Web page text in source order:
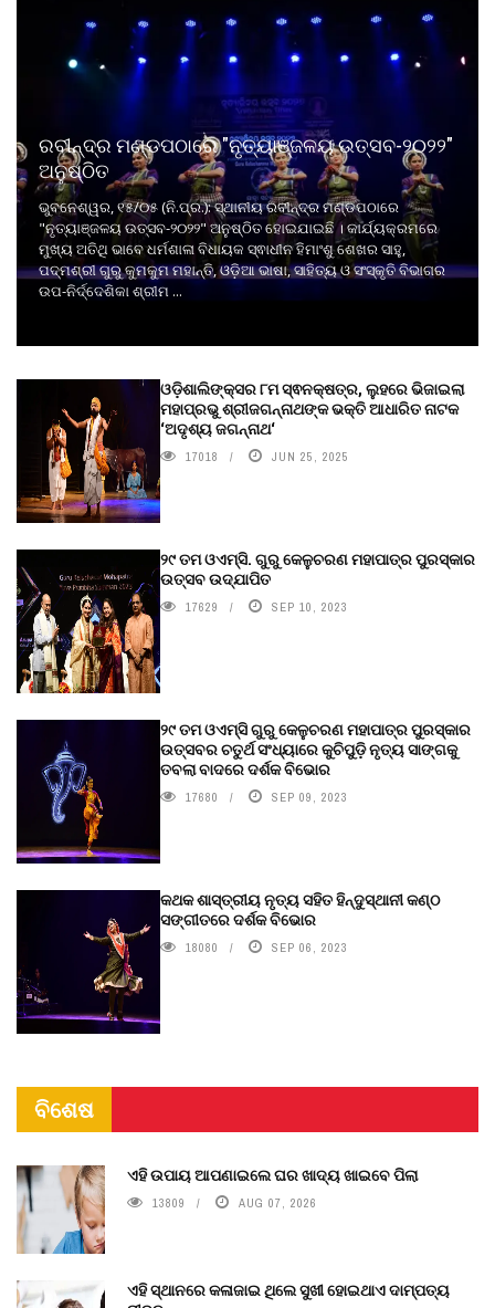
ରବୀନ୍ଦ୍ର ମଣ୍ଡପଠାରେ "ନୃତ୍ୟାଞ୍ଜଳୟ ଉତ୍ସବ-୨୦୨୨"
ଅନୁଷ୍ଠିତ
ଭୁବନେଶ୍ୱର, ୧୫/୦୫ (ନି.ପ୍ର.): ସ୍ଥାନୀୟ ରବୀନ୍ଦ୍ର ମଣ୍ଡପଠାରେ
"ନୃତ୍ୟାଞ୍ଜଳୟ ଉତ୍ସବ-୨୦୨୨" ଅନୁଷ୍ଠିତ ହୋଇଯାଇଛି । କାର୍ଯ୍ୟକ୍ରମରେ
ମୁଖ୍ୟ ଅତିଥି ଭାବେ ଧର୍ମଶାଳା ବିଧାୟକ ସ୍ଵାଧୀନ ହିମାଂଶୁ ଶେଖର ସାହୁ,
ପଦ୍ମଶ୍ରୀ ଗୁରୁ କୁମକୁମ ମହାନ୍ତି, ଓଡ଼ିଆ ଭାଷା, ସାହିତ୍ୟ ଓ ସଂସ୍କୃତି ବିଭାଗର
ଉପ-ନିର୍ଦ୍ଦେଶିକା ଶ୍ରୀମ ...
ଓଡ଼ିଶାଲିଙ୍କ୍ସର ୮ମ ସ୍ଵନକ୍ଷତ୍ର, ଲୁହରେ ଭିଜାଇଲା
ମହାପ୍ରଭୁ ଶ୍ରୀଜଗନ୍ନାଥଙ୍କ ଭକ୍ତି ଆଧାରିତ ନାଟକ
‘ଅଦୃଶ୍ୟ ଜଗନ୍ନାଥ‘
17018 JUN 25, 2025
୨୯ ତମ ଓଏମ୍‌ସି. ଗୁରୁ କେଳୁଚରଣ ମହାପାତ୍ର ପୁରସ୍କାର
ଉତ୍ସବ ଉଦ୍‍ଯାପିତ
17629 SEP 10, 2023
୨୯ ତମ ଓଏମ୍‌ସି ଗୁରୁ କେଳୁଚରଣ ମହାପାତ୍ର ପୁରସ୍କାର
ଉତ୍ସବର ଚତୁର୍ଥ ସଂଧ୍ୟାରେ କୁଚିପୁଡ଼ି ନୃତ୍ୟ ସାଙ୍ଗକୁ
ତବଲା ବାଦରେ ଦର୍ଶକ ବିଭୋର
17680 SEP 09, 2023
କଥକ ଶାସ୍ତ୍ରୀୟ ନୃତ୍ୟ ସହିତ ହିନ୍ଦୁସ୍ଥାନୀ କଣ୍ଠ
ସଙ୍ଗୀତରେ ଦର୍ଶକ ବିଭୋର
18080 SEP 06, 2023
ବିଶେଷ
ଏହି ଉପାୟ ଆପଣାଇଲେ ଘର ଖାଦ୍ୟ ଖାଇବେ ପିଲା
13809 AUG 07, 2026
ଏହି ସ୍ଥାନରେ କଳାଜାଇ ଥିଲେ ସୁଖୀ ହୋଇଥାଏ ଦାମ୍ପତ୍ୟ